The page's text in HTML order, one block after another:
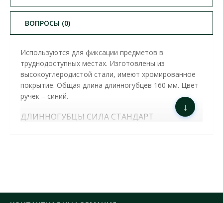
ВОПРОСЫ (0)
Используются для фиксации предметов в
труднодоступных местах. Изготовлены из
высокоуглеродистой стали, имеют хромированное
покрытие. Общая длина длинногубцев 160 мм. Цвет
ручек – синий.
ДЛИННОГУБЦЫ СИЛА СТАНДАРТ
↓